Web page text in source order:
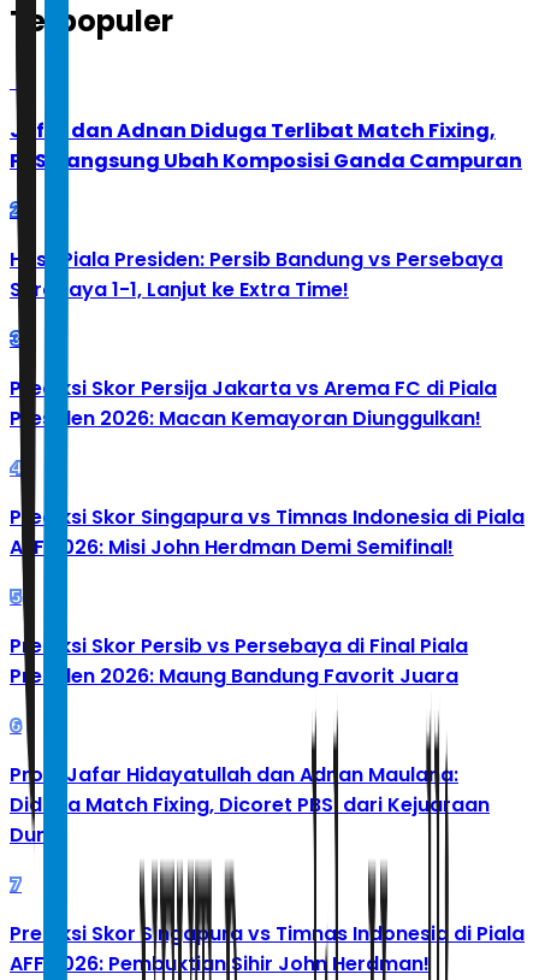
Terpopuler
1
Jafar dan Adnan Diduga Terlibat Match Fixing,
PBSI Langsung Ubah Komposisi Ganda Campuran
2
Hasil Piala Presiden: Persib Bandung vs Persebaya
Surabaya 1-1, Lanjut ke Extra Time!
3
Prediksi Skor Persija Jakarta vs Arema FC di Piala
Presiden 2026: Macan Kemayoran Diunggulkan!
4
Prediksi Skor Singapura vs Timnas Indonesia di Piala
AFF 2026: Misi John Herdman Demi Semifinal!
5
Prediksi Skor Persib vs Persebaya di Final Piala
Presiden 2026: Maung Bandung Favorit Juara
6
Profil Jafar Hidayatullah dan Adnan Maulana:
Diduga Match Fixing, Dicoret PBSI dari Kejuaraan
Dunia
7
Prediksi Skor Singapura vs Timnas Indonesia di Piala
AFF 2026: Pembuktian Sihir John Herdman!